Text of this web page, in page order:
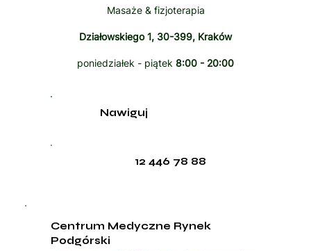
Masaże & fizjoterapia
Działowskiego 1, 30-399, Kraków
poniedziałek - piątek 8:00 - 20:00
12 446 78 88
Nawiguj
Centrum Medyczne Rynek
Podgórski